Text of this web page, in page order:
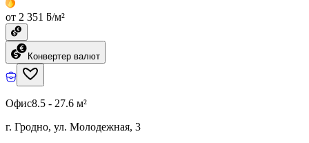
от 2 351 ƃ/м²
Конвертер валют
Офис8.5 - 27.6 м²
г. Гродно, ул. Молодежная, 3